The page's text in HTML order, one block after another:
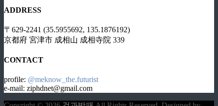
ADDRESS
〒629-2241 (35.5955692, 135.1876192)
京都府 宮津市 成相山 成相寺院 339
CONTACT
profile: @meknow_the.futurist
e-mail: ziphdnet@gmail.com